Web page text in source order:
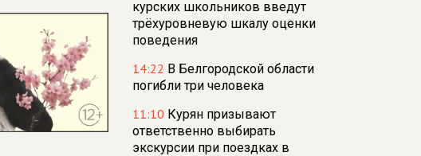
курских школьников введут
трёхуровневую шкалу оценки
поведения
14:22 В Белгородской области
погибли три человека
11:10 Курян призывают
ответственно выбирать
экскурсии при поездках в